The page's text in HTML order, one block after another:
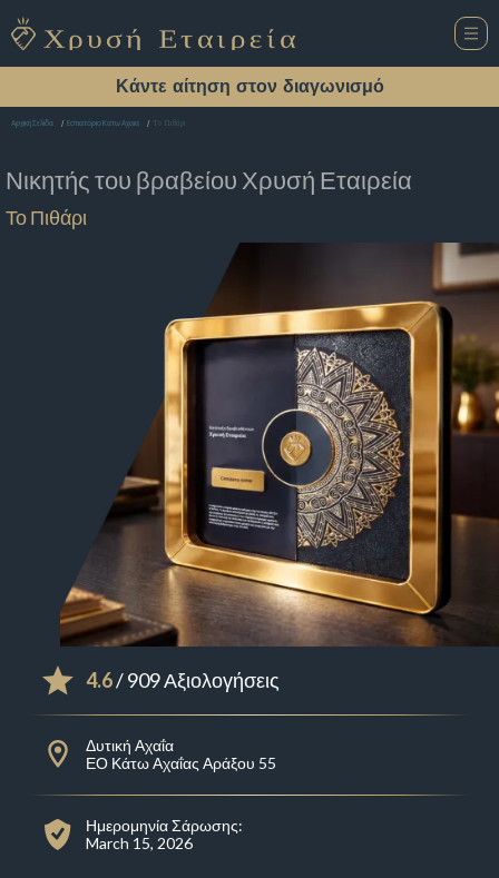
Κάντε αίτηση στον διαγωνισμό
Αρχική Σελίδα Εστιατόριο Κατω Αχαια Το Πιθάρι
Νικητής του βραβείου Χρυσή Εταιρεία
Το Πιθάρι
4.6/ 909 Αξιολογήσεις
Δυτική Αχαΐα
ΕΟ Κάτω Αχαΐας Αράξου 55
Ημερομηνία Σάρωσης:
March 15, 2026